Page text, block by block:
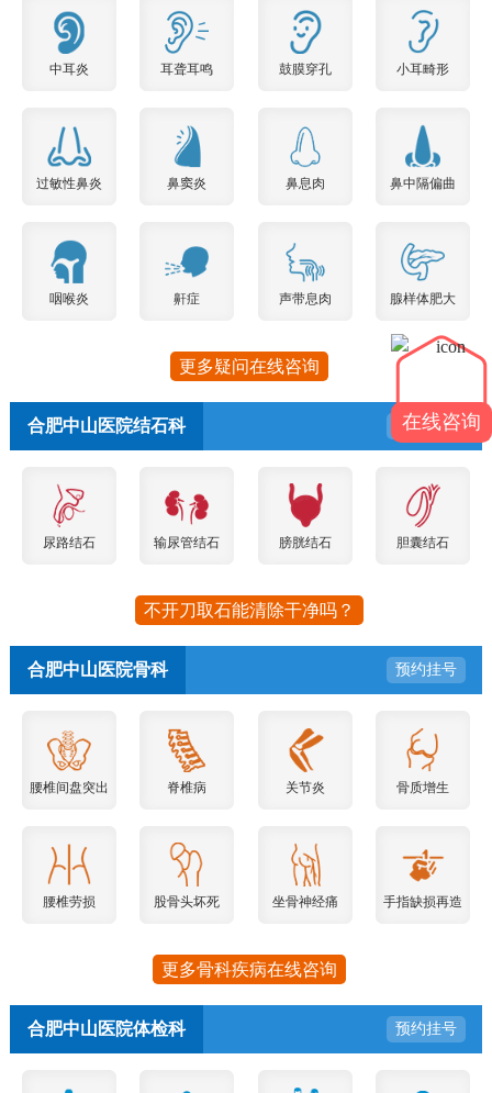
中耳炎 耳聋耳鸣 鼓膜穿孔 小耳畸形
过敏性鼻炎 鼻窦炎 鼻息肉 鼻中隔偏曲
咽喉炎 鼾症 声带息肉 腺样体肥大
更多疑问在线咨询
合肥中山医院结石科 预约挂号
尿路结石 输尿管结石 膀胱结石 胆囊结石
不开刀取石能清除干净吗？
合肥中山医院骨科 预约挂号
腰椎间盘突出 脊椎病 关节炎 骨质增生
腰椎劳损 股骨头坏死 坐骨神经痛 手指缺损再造
更多骨科疾病在线咨询
合肥中山医院体检科 预约挂号
在线咨询